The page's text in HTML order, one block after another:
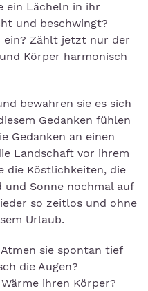
ein Lächeln in ihr
und beschwingt?
ein? Zählt jetzt nur der
Körper harmonisch
bewahren sie es sich
Gedanken fühlen
Gedanken an einen
Landschaft vor ihrem
die Köstlichkeiten, die
und Sonne nochmal auf
so zeitlos und ohne
Urlaub.
sie spontan tief
die Augen?
ihren Körper?